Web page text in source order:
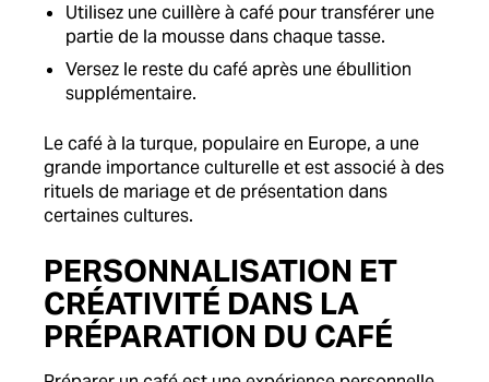
Utilisez une cuillère à café pour transférer une
partie de la mousse dans chaque tasse.
Versez le reste du café après une ébullition
supplémentaire.
Le café à la turque, populaire en Europe, a une
grande importance culturelle et est associé à des
rituels de mariage et de présentation dans
certaines cultures.
PERSONNALISATION ET
CRÉATIVITÉ DANS LA
PRÉPARATION DU CAFÉ